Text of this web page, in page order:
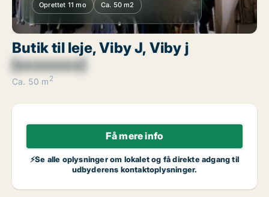
Oprettet 11 mo Ca. 50 m2
Butik til leje, Viby J, Viby j
[xxxxxxxx]
Ca. 50 m 2
Få mere info
⚡Se alle oplysninger om lokalet og få direkte adgang til
udbyderens kontaktoplysninger.